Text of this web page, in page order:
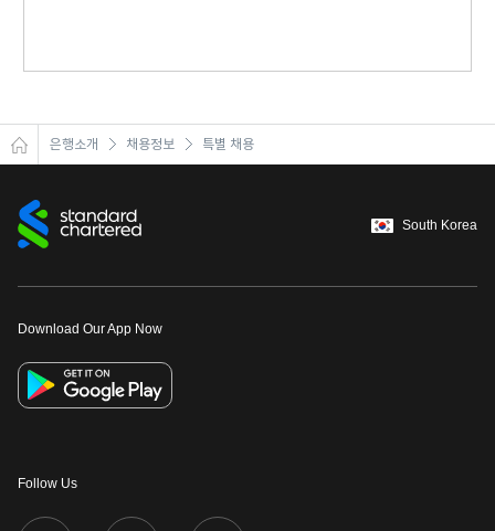
기
은행소개 채용정보 특별 채용
South Korea
Download Our App Now
Follow Us